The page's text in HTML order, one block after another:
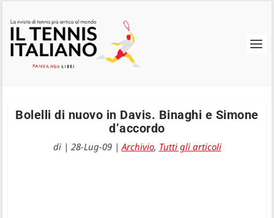
Bolelli di nuovo in Davis. Binaghi e Simone
d’accordo
di | 28-Lug-09|Archivio, Tutti gli articoli